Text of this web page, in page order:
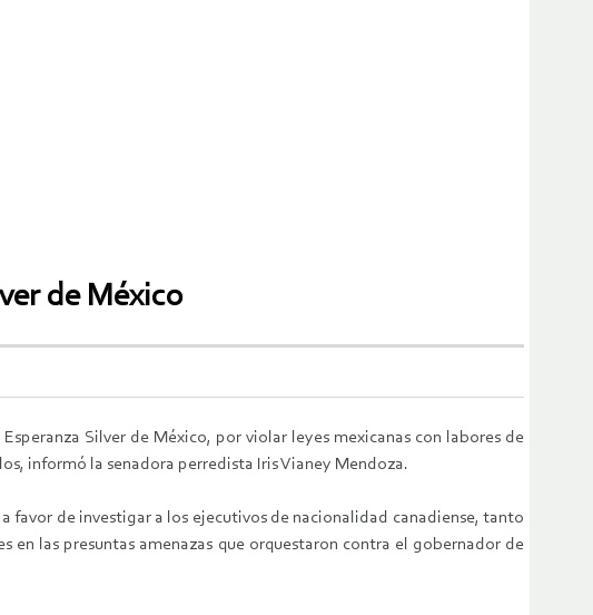
de México
Silver de México, por violar leyes mexicanas con labores de
informó la senadora perredista Iris Vianey Mendoza.
favor de investigar a los ejecutivos de nacionalidad canadiense, tanto
las presuntas amenazas que orquestaron contra el gobernador de